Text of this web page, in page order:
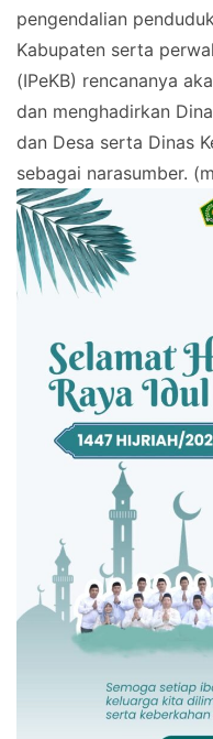
pengendalian
Kabupaten serta
(IPeKB) rencananya
dan menghadirkan
dan Desa serta Dinas
sebagai narasumber.